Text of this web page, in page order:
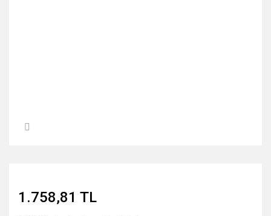
1.758,81 TL